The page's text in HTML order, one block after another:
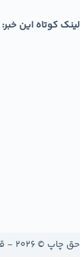
لینک کوتاه این خبر:
حق چاپ © 2026 - قالب وردپرس توسط